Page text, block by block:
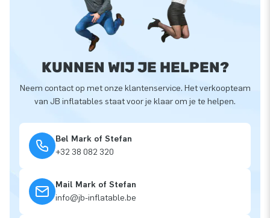
KUNNEN WIJ JE HELPEN?
Neem contact op met onze klantenservice. Het verkoopteam
van JB inflatables staat voor je klaar om je te helpen.
Bel Mark of Stefan
+32 38 082 320
Mail Mark of Stefan
info@jb-inflatable.be